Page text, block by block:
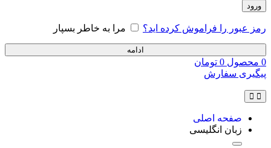
ورود
رمز عبور را فراموش کرده اید؟ مرا به خاطر بسپار
ادامه
0 محصول 0 تومان
پیگیری سفارش
صفحه اصلی
زبان انگلیسی